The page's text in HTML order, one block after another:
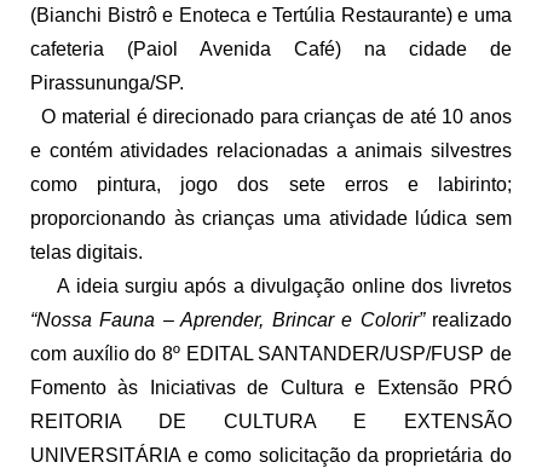
(Bianchi Bistrô e Enoteca e Tertúlia Restaurante) e uma
cafeteria (Paiol Avenida Café) na cidade de
Pirassununga/SP.
O material é direcionado para crianças de até 10 anos
e contém atividades relacionadas a animais silvestres
como pintura, jogo dos sete erros e labirinto;
proporcionando às crianças uma atividade lúdica sem
telas digitais.
A ideia surgiu após a divulgação online dos livretos
“Nossa Fauna – Aprender, Brincar e Colorir” realizado
com auxílio do 8º EDITAL SANTANDER/USP/FUSP de
Fomento às Iniciativas de Cultura e Extensão PRÓ
REITORIA DE CULTURA E EXTENSÃO
UNIVERSITÁRIA e como solicitação da proprietária do